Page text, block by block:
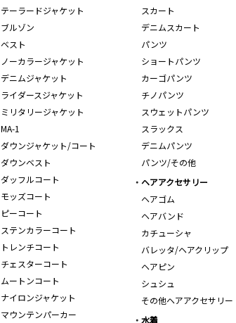
テーラードジャケット
ブルゾン
ベスト
ノーカラージャケット
デニムジャケット
ライダースジャケット
ミリタリージャケット
MA-1
ダウンジャケット/コート
ダウンベスト
ダッフルコート
モッズコート
ピーコート
ステンカラーコート
トレンチコート
チェスターコート
ムートンコート
ナイロンジャケット
マウンテンパーカー
スカート
デニムスカート
パンツ
ショートパンツ
カーゴパンツ
チノパンツ
スウェットパンツ
スラックス
デニムパンツ
パンツ/その他
ヘアアクセサリー
ヘアゴム
ヘアバンド
カチューシャ
バレッタ/ヘアクリップ
ヘアピン
シュシュ
その他ヘアアクセサリー
水着